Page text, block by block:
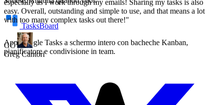
TasksBoard
App Google Tasks a schermo intero con bacheche Kanban,
pianificatore e condivisione in team.